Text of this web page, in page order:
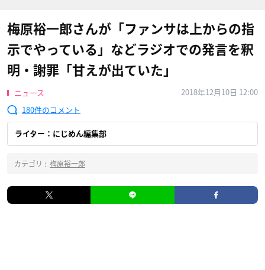
梅原裕一郎さんが「ファンサは上からの指
示でやっている」などラジオでの発言を釈
明・謝罪「甘えが出ていた」
ニュース
2018年12月10日 12:00
180
ライター：にじめん編集部
カテゴリ : 梅原裕一郎